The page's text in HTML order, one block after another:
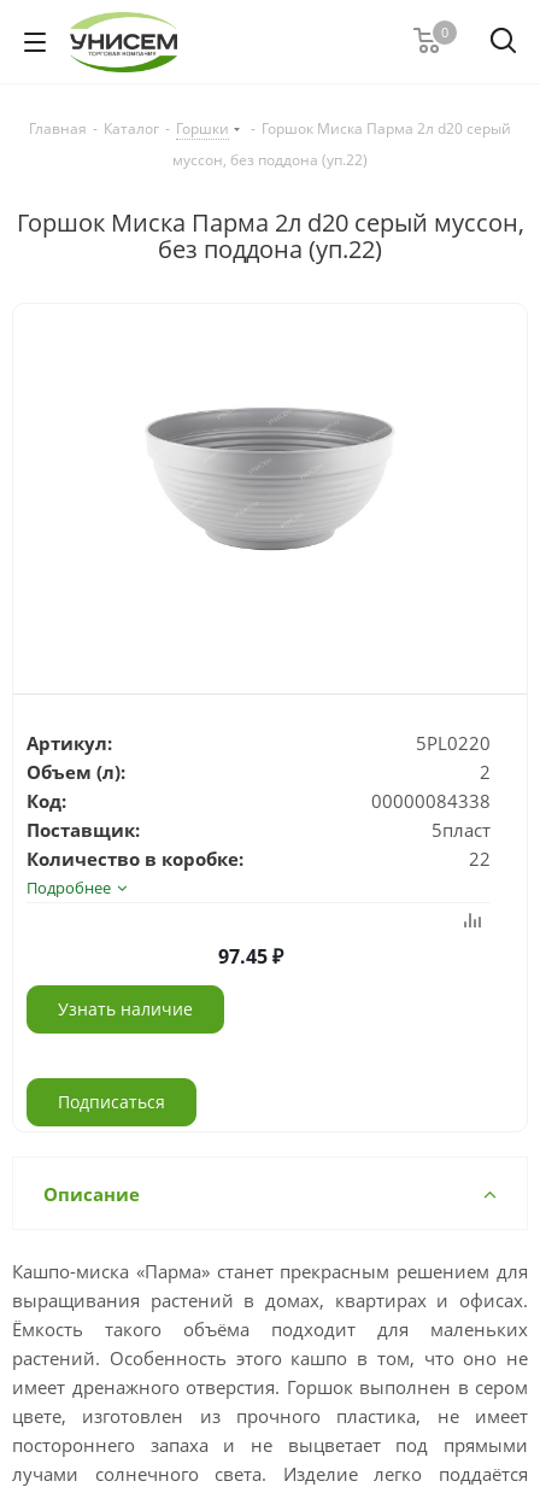
0
Главная - Каталог - Горшки - Горшок Миска Парма 2л d20 серый
муссон, без поддона (уп.22)
Горшок Миска Парма 2л d20 серый муссон,
без поддона (уп.22)
Артикул:
5PL0220
Объем (л):
2
Код:
00000084338
Поставщик:
5пласт
Количество в коробке:
22
Подробнее
97.45
Узнать наличие
Подписаться
Описание
Кашпо-миска «Парма» станет прекрасным решением для
выращивания растений в домах, квартирах и офисах.
Ёмкость такого объёма подходит для маленьких
растений. Особенность этого кашпо в том, что оно не
имеет дренажного отверстия. Горшок выполнен в сером
цвете, изготовлен из прочного пластика, не имеет
постороннего запаха и не выцветает под прямыми
лучами солнечного света. Изделие легко поддаётся